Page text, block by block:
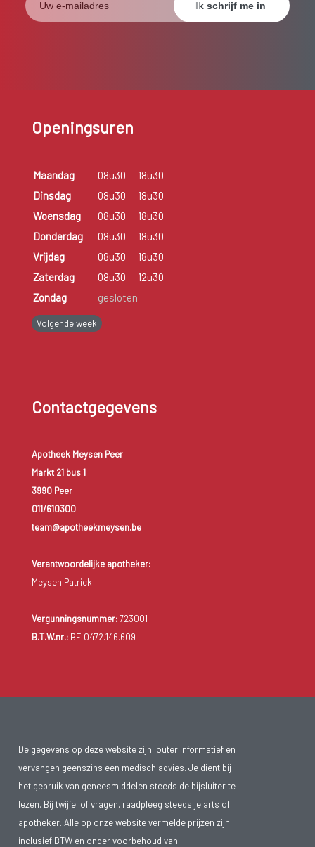
Openingsuren
Maandag 08u30
18u30
Dinsdag
08u30
18u30
Woensdag
08u30
18u30
Donderdag
08u30
18u30
Vrijdag
08u30
18u30
Zaterdag
08u30
12u30
Zondag
gesloten
Volgende week
Contactgegevens
Apotheek Meysen Peer
Markt 21 bus 1
3990 Peer
011/610300
team@apotheekmeysen.be
Verantwoordelijke apotheker:
Meysen Patrick
Vergunningsnummer:723001
B.T.W.nr.:BE 0472.146.609
De gegevens op deze website zijn louter informatief en
vervangen geenszins een medisch advies. Je dient bij
het gebruik van geneesmiddelen steeds de bijsluiter te
lezen. Bij twijfel of vragen, raadpleeg steeds je arts of
apotheker. Alle op onze website vermelde prijzen zijn
inclusief BTW en onder voorbehoud van